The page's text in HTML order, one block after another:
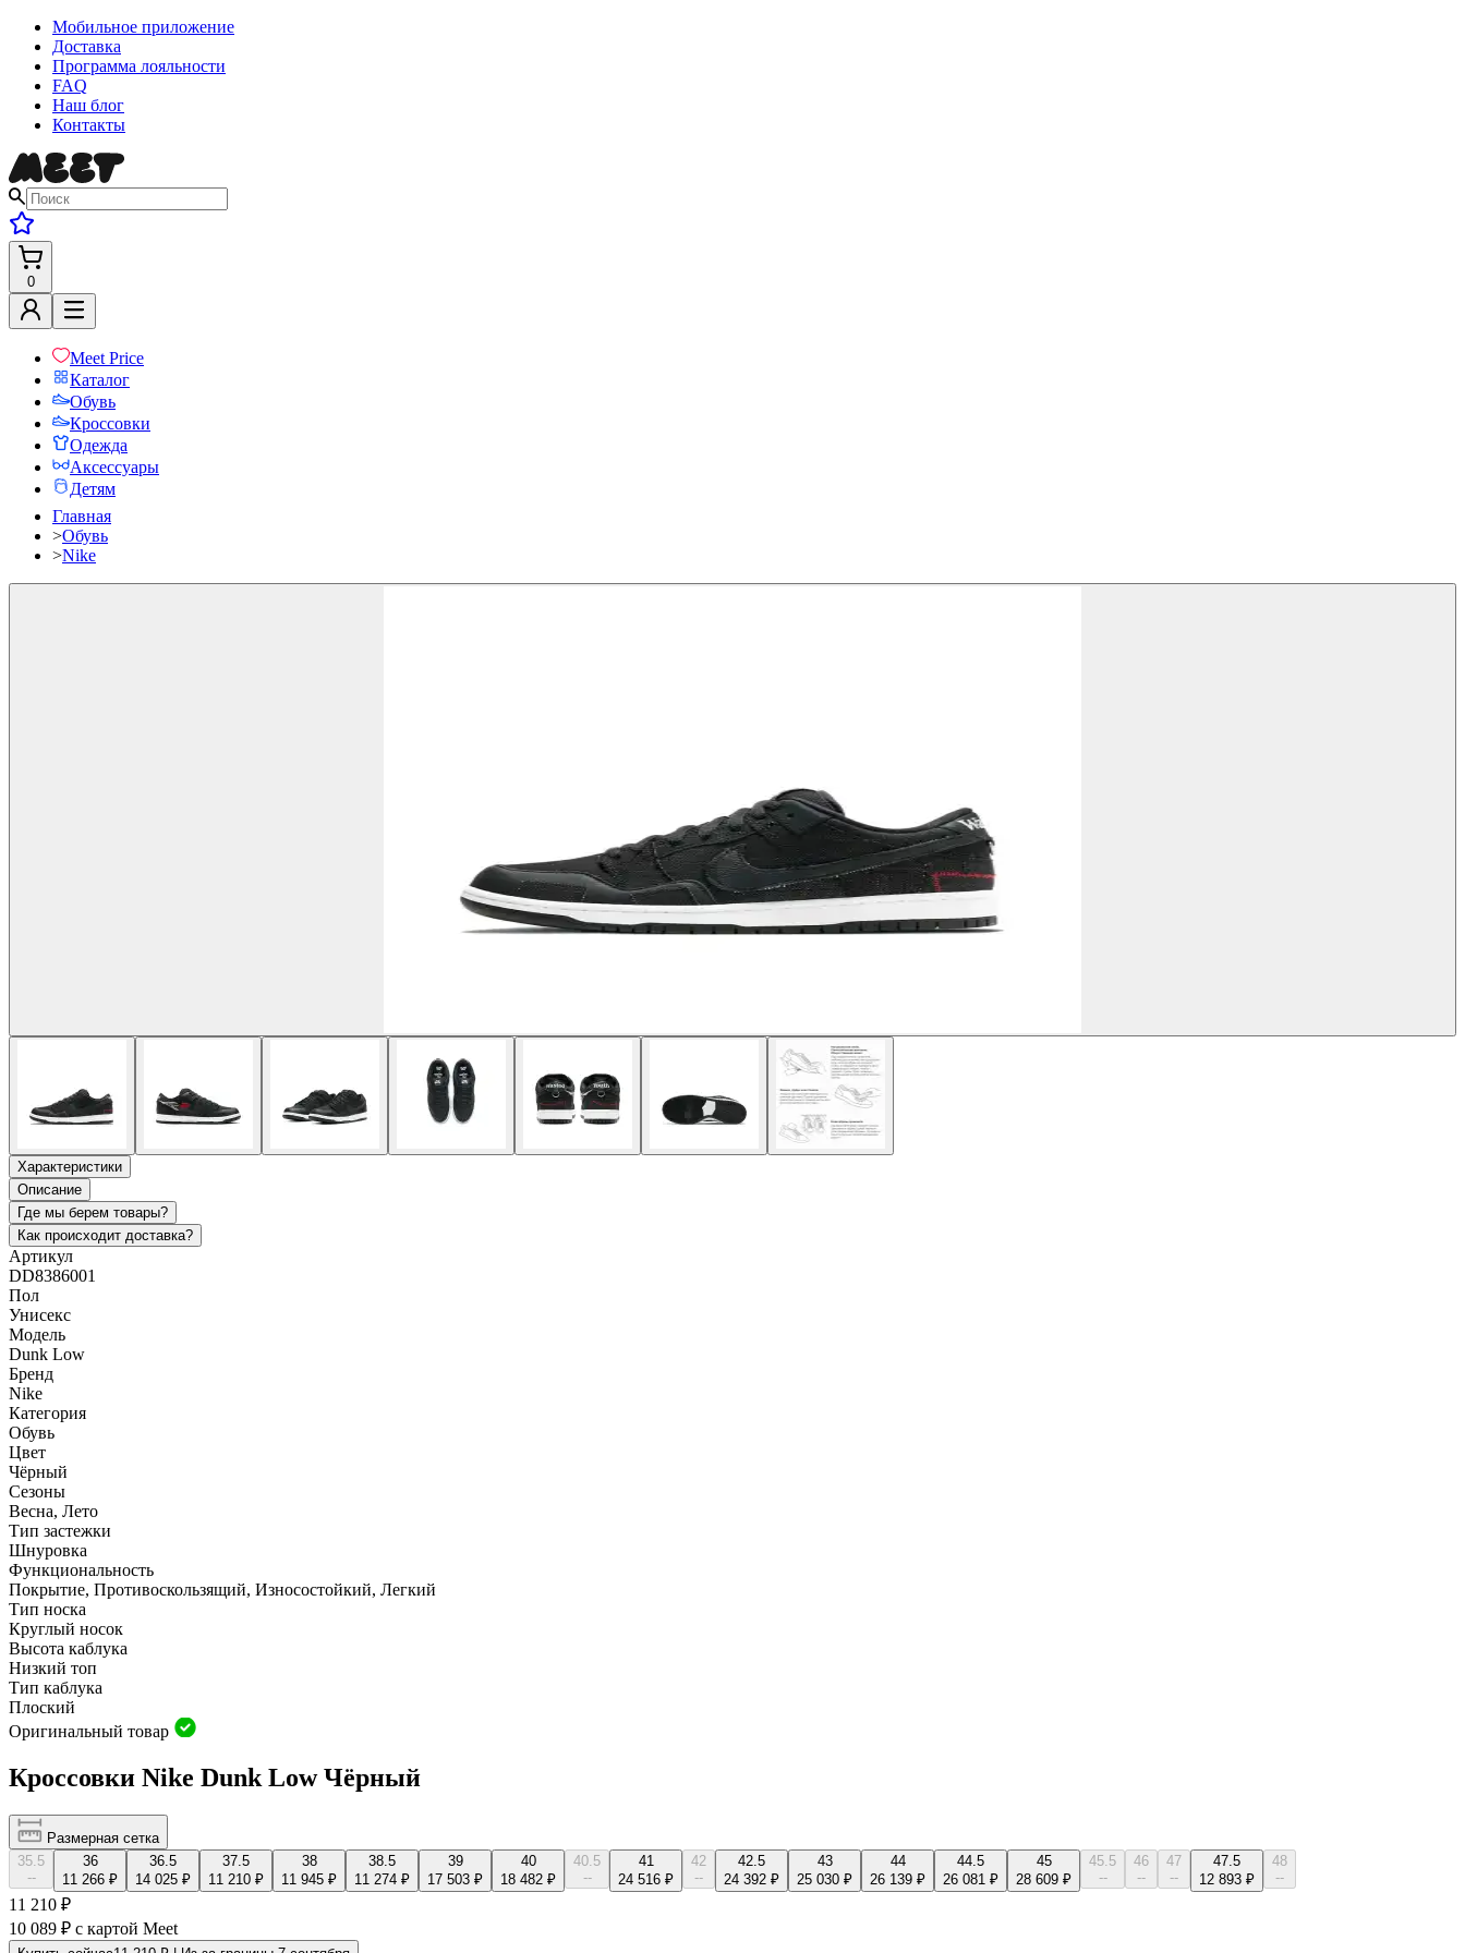
Мобильное приложение
Доставка
Программа лояльности
FAQ
Наш блог
Контакты
0
Meet Price
Каталог
Обувь
Кроссовки
Одежда
Аксессуары
Детям
Главная
>Обувь
>Nike
Характеристики
Описание
Где мы берем товары?
Как происходит доставка?
Артикул
DD8386001
Пол
Унисекс
Модель
Dunk Low
Бренд
Nike
Категория
Обувь
Цвет
Чёрный
Сезоны
Весна, Лето
Тип застежки
Шнуровка
Функциональность
Покрытие, Противоскользящий, Износостойкий, Легкий
Тип носка
Круглый носок
Высота каблука
Низкий топ
Тип каблука
Плоский
Оригинальный товар
Кроссовки Nike Dunk Low Чёрный
Размерная сетка
35.5
--
36
11 266 ₽
36.5
14 025 ₽
37.5
11 210 ₽
38
11 945 ₽
38.5
11 274 ₽
39
17 503 ₽
40
18 482 ₽
40.5
--
41
24 516 ₽
42
--
42.5
24 392 ₽
43
25 030 ₽
44
26 139 ₽
44.5
26 081 ₽
45
28 609 ₽
45.5
--
46
--
47
--
47.5
12 893 ₽
48
--
11 210 ₽
10 089 ₽ с картой Meet